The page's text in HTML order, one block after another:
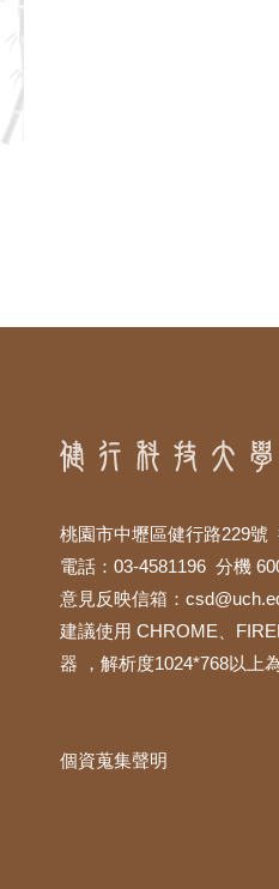
桃園市中壢區健行路229
電話：03-4581196 分機
意見反映信箱：
建議使用 CHROME、
器 ，解析度1024*768以上
個資蒐集聲明